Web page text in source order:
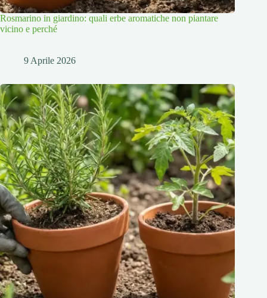
Rosmarino in giardino: quali erbe aromatiche non piantare
vicino e perché
9 Aprile 2026